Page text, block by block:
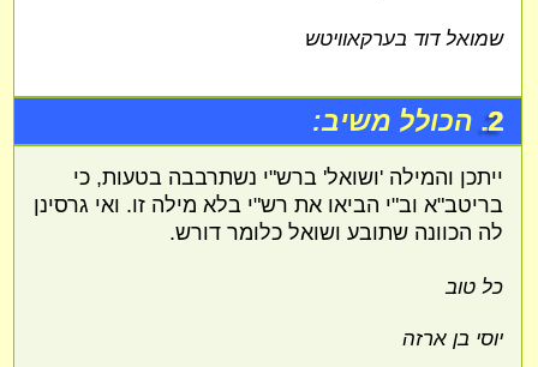
שמואל דוד בערקאוויטש
2. הכולל משיב:
ייתכן והמילה 'ושואל' ברש"י נשתרבבה בטעות, כי
בריטב"א וב"י הביאו את רש"י בלא מילה זו. ואי גרסינן
לה הכוונה שתובע ושואל כלומר דורש.
כל טוב
יוסי בן ארזה